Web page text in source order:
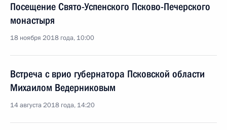
Посещение Свято-Успенского Псково-Печерского
монастыря
18 ноября 2018 года, 10:00
Встреча с врио губернатора Псковской области
Михаилом Ведерниковым
14 августа 2018 года, 14:20